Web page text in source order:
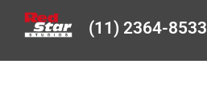
(11) 2364-8533